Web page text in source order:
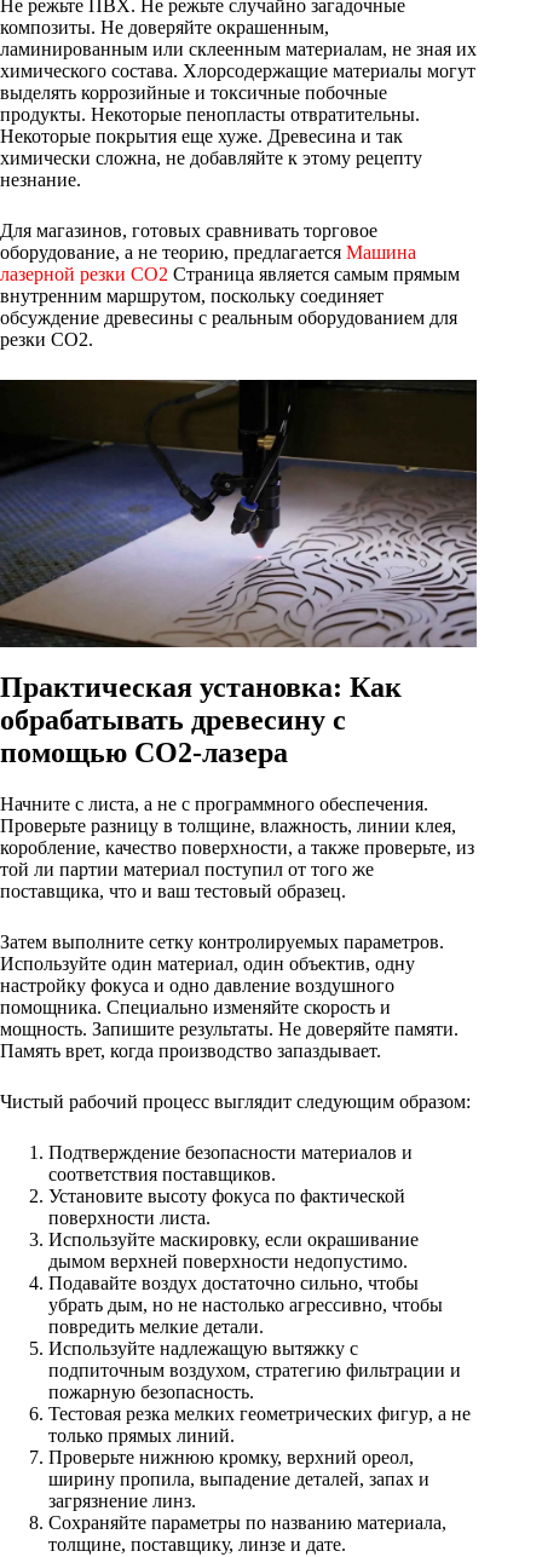
Не режьте ПВХ. Не режьте случайно загадочные
композиты. Не доверяйте окрашенным,
ламинированным или склеенным материалам, не зная их
химического состава. Хлорсодержащие материалы могут
выделять коррозийные и токсичные побочные
продукты. Некоторые пенопласты отвратительны.
Некоторые покрытия еще хуже. Древесина и так
химически сложна, не добавляйте к этому рецепту
незнание.
Для магазинов, готовых сравнивать торговое
оборудование, а не теорию, предлагается Машина
лазерной резки CO2 Страница является самым прямым
внутренним маршрутом, поскольку соединяет
обсуждение древесины с реальным оборудованием для
резки CO2.
Практическая установка: Как
обрабатывать древесину с
помощью CO2-лазера
Начните с листа, а не с программного обеспечения.
Проверьте разницу в толщине, влажность, линии клея,
коробление, качество поверхности, а также проверьте, из
той ли партии материал поступил от того же
поставщика, что и ваш тестовый образец.
Затем выполните сетку контролируемых параметров.
Используйте один материал, один объектив, одну
настройку фокуса и одно давление воздушного
помощника. Специально изменяйте скорость и
мощность. Запишите результаты. Не доверяйте памяти.
Память врет, когда производство запаздывает.
Чистый рабочий процесс выглядит следующим образом:
Подтверждение безопасности материалов и
соответствия поставщиков.
Установите высоту фокуса по фактической
поверхности листа.
Используйте маскировку, если окрашивание
дымом верхней поверхности недопустимо.
Подавайте воздух достаточно сильно, чтобы
убрать дым, но не настолько агрессивно, чтобы
повредить мелкие детали.
Используйте надлежащую вытяжку с
подпиточным воздухом, стратегию фильтрации и
пожарную безопасность.
Тестовая резка мелких геометрических фигур, а не
только прямых линий.
Проверьте нижнюю кромку, верхний ореол,
ширину пропила, выпадение деталей, запах и
загрязнение линз.
Сохраняйте параметры по названию материала,
толщине, поставщику, линзе и дате.